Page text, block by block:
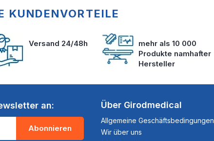
KUNDENVORTEILE
Versand 24/48h
mehr als 10 000
Produkte namhafter
Hersteller
an:
Abonnieren
Über Girodmedical
Allgemeine Geschäftsbedingungen
Wir über uns